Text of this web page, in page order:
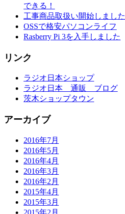
できる！
工事商品取扱い開始しました
OSSで格安パソコンライフ
Rasberry Pi 3を入手しました
リンク
ラジオ日本ショップ
ラジオ日本 通販 ブログ
茨木ショップタウン
アーカイブ
2016年7月
2016年5月
2016年4月
2016年3月
2016年2月
2015年4月
2015年3月
2015年2月